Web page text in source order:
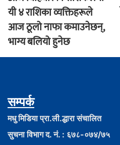
यी ४ राशिका व्यक्तिहरूले
आज ठूलो नाफा कमाउनेछन्,
भाग्य बलियो हुनेछ
सम्पर्क
मधु मिडिया प्रा.ली.द्धारा संचालित
सुचना विभाग द. नं. : ६७८-०७४/७५